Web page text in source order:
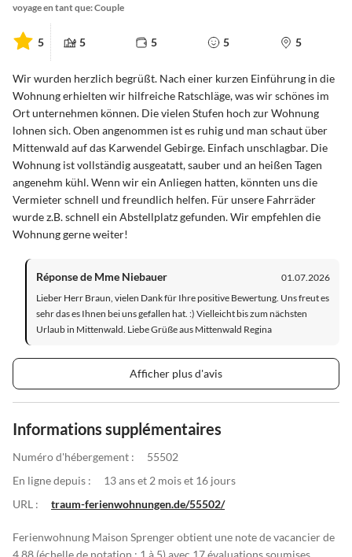
voyage en tant que: Couple
5 5 5 5 5
Wir wurden herzlich begrüßt. Nach einer kurzen Einführung in die
Wohnung erhielten wir hilfreiche Ratschläge, was wir schönes im
Ort unternehmen können. Die vielen Stufen hoch zur Wohnung
lohnen sich. Oben angenommen ist es ruhig und man schaut über
Mittenwald auf das Karwendel Gebirge. Einfach unschlagbar. Die
Wohnung ist vollständig ausgeatatt, sauber und an heißen Tagen
angenehm kühl. Wenn wir ein Anliegen hatten, könnten uns die
Vermieter schnell und freundlich helfen. Für unsere Fahrräder
wurde z.B. schnell ein Abstellplatz gefunden. Wir empfehlen die
Wohnung gerne weiter!
Réponse de Mme Niebauer
01.07.2026
Lieber Herr Braun, vielen Dank für Ihre positive Bewertung. Uns freut es
sehr das es Ihnen bei uns gefallen hat. :) Vielleicht bis zum nächsten
Urlaub in Mittenwald. Liebe Grüße aus Mittenwald Regina
Afficher plus d'avis
Informations supplémentaires
Numéro d'hébergement :
55502
En ligne depuis :
13 ans et 2 mois et 16 jours
URL :
traum-ferienwohnungen.de/55502/
Ferienwohnung Maison Sprenger obtient une note de vacancier de